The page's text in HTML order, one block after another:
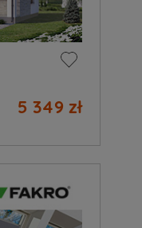
5 349 zł